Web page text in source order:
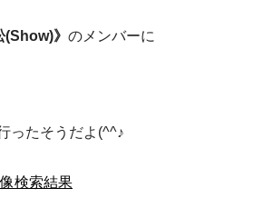
(Show)》 のメンバーに
ったそうだよ(^^♪